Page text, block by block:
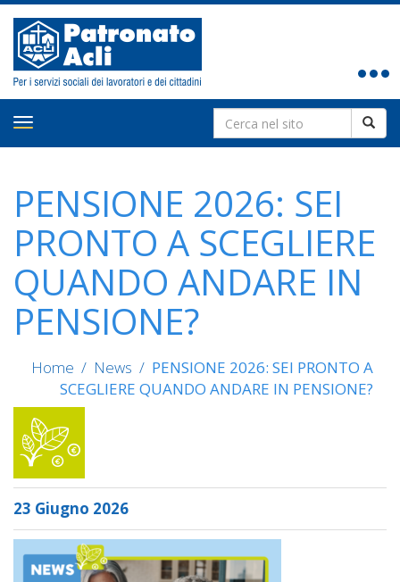
Toggle
Toggle
Search
for:
PENSIONE 2026: SEI
PRONTO A SCEGLIERE
QUANDO ANDARE IN
PENSIONE?
Home / News / PENSIONE 2026: SEI PRONTO A
SCEGLIERE QUANDO ANDARE IN PENSIONE?
23 Giugno 2026